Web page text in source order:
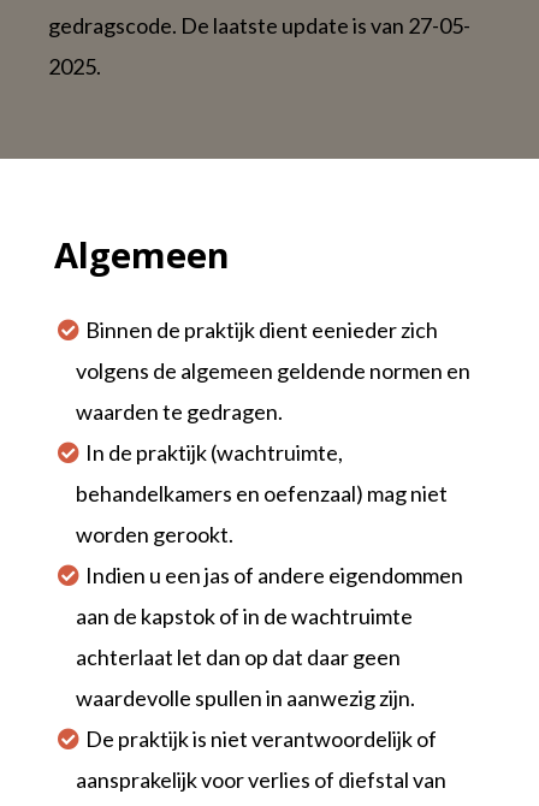
gedragscode. De laatste update is van 27-05-
2025.
Algemeen
Binnen de praktijk dient eenieder zich
volgens de algemeen geldende normen en
waarden te gedragen.
In de praktijk (wachtruimte,
behandelkamers en oefenzaal) mag niet
worden gerookt.
Indien u een jas of andere eigendommen
aan de kapstok of in de wachtruimte
achterlaat let dan op dat daar geen
waardevolle spullen in aanwezig zijn.
De praktijk is niet verantwoordelijk of
aansprakelijk voor verlies of diefstal van